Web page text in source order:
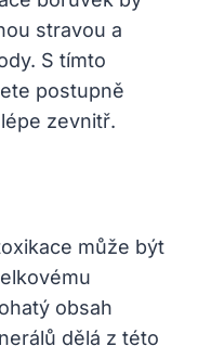
stravou a
S tímto‍
postupně
zevnitř.
může být
obsah
dělá z této